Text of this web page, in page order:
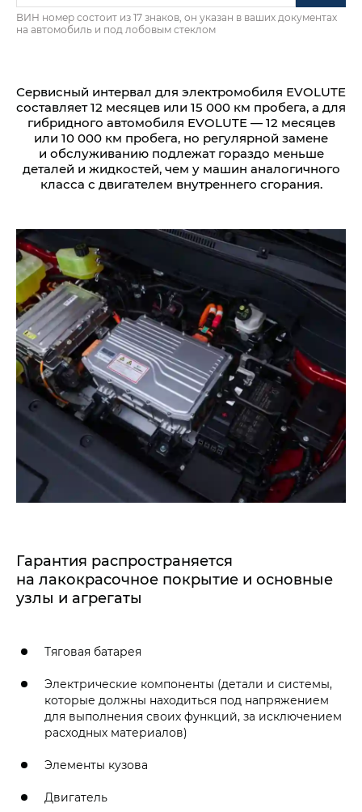
ВИН номер состоит из 17 знаков, он указан в ваших документах
на автомобиль и под лобовым стеклом
Сервисный интервал для электромобиля EVOLUTE
составляет 12 месяцев или 15 000 км пробега, а для
гибридного автомобиля EVOLUTE — 12 месяцев
или 10 000 км пробега, но регулярной замене
и обслуживанию подлежат гораздо меньше
деталей и жидкостей, чем у машин аналогичного
класса с двигателем внутреннего сгорания.
Гарантия распространяется
на лакокрасочное покрытие и основные
узлы и агрегаты
Тяговая батарея
Электрические компоненты (детали и системы,
которые должны находиться под напряжением
для выполнения своих функций, за исключением
расходных материалов)
Элементы кузова
Двигатель